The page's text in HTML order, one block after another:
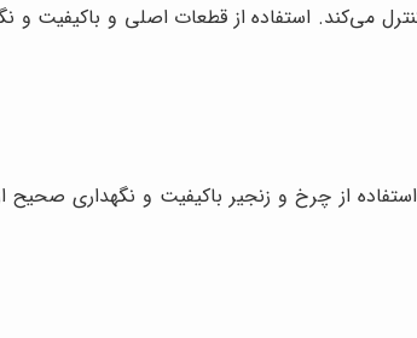
می‌کند. استفاده از قطعات اصلی و باکیفیت و
از چرخ و زنجیر باکیفیت و نگهداری